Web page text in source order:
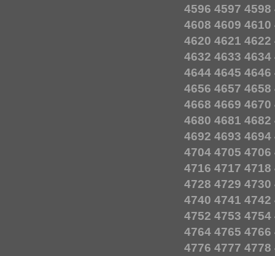
4596 4597 4598
4608 4609 4610
4620 4621 4622
4632 4633 4634
4644 4645 4646
4656 4657 4658
4668 4669 4670
4680 4681 4682
4692 4693 4694
4704 4705 4706
4716 4717 4718
4728 4729 4730
4740 4741 4742
4752 4753 4754
4764 4765 4766
4776 4777 4778